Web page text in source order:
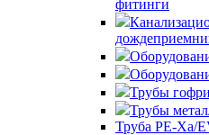
фитинги
Трубы
Трубы
Труба PE-Xa/